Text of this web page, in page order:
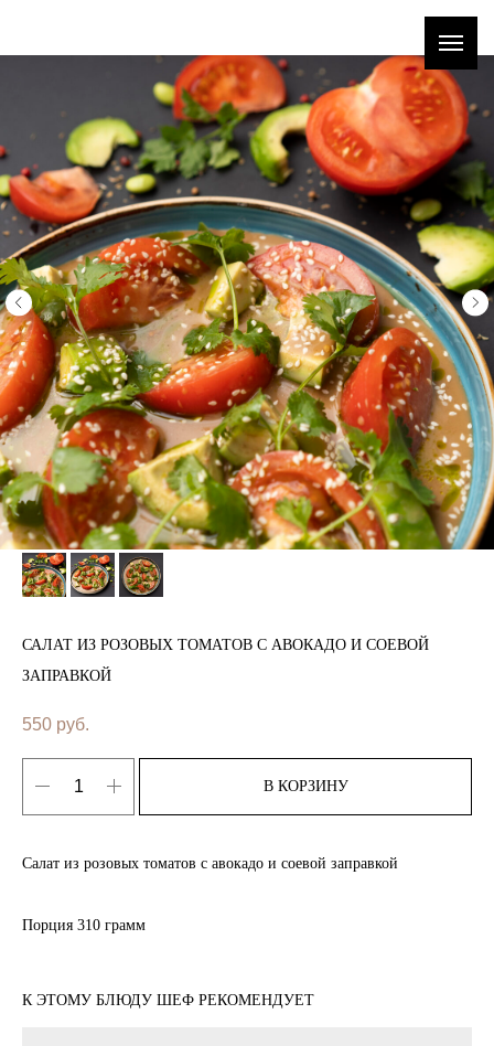
САЛАТ ИЗ РОЗОВЫХ ТОМАТОВ С АВОКАДО И СОЕВОЙ
ЗАПРАВКОЙ
550 руб.
В КОРЗИНУ
Салат из розовых томатов с авокадо и соевой заправкой
Порция 310 грамм
К ЭТОМУ БЛЮДУ ШЕФ РЕКОМЕНДУЕТ